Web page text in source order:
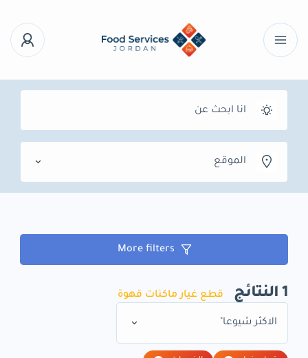
الموقع
More filters
1 النتائج قطع غيار ماكنات قهوة
الاكثر شيوعا"